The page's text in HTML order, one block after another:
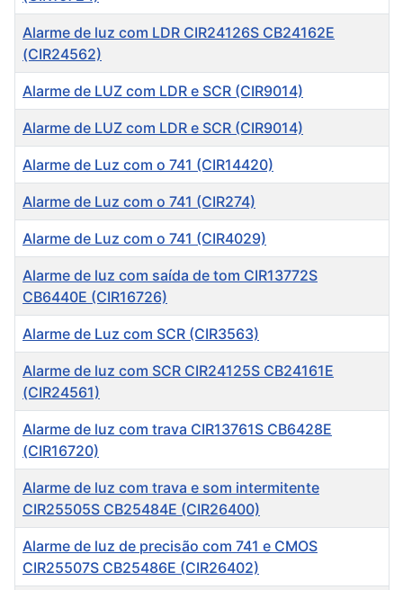
Alarme de luz com LDR CIR24126S CB24162E
(CIR24562)
Alarme de LUZ com LDR e SCR (CIR9014)
Alarme de LUZ com LDR e SCR (CIR9014)
Alarme de Luz com o 741 (CIR14420)
Alarme de Luz com o 741 (CIR274)
Alarme de Luz com o 741 (CIR4029)
Alarme de luz com saída de tom CIR13772S
CB6440E (CIR16726)
Alarme de Luz com SCR (CIR3563)
Alarme de luz com SCR CIR24125S CB24161E
(CIR24561)
Alarme de luz com trava CIR13761S CB6428E
(CIR16720)
Alarme de luz com trava e som intermitente
CIR25505S CB25484E (CIR26400)
Alarme de luz de precisão com 741 e CMOS
CIR25507S CB25486E (CIR26402)